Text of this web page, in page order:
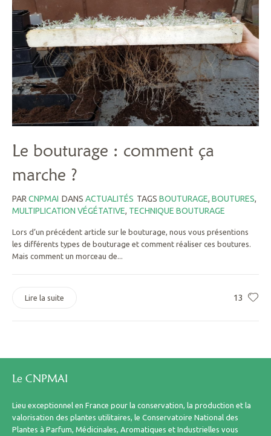
Le bouturage : comment ça
marche ?
PAR CNPMAI DANS ACTUALITÉS TAGS BOUTURAGE, BOUTURES,
MULTIPLICATION VÉGÉTATIVE, TECHNIQUE BOUTURAGE
Lors d’un précédent article sur le bouturage, nous vous présentions
les différents types de bouturage et comment réaliser ces boutures.
Mais comment un morceau de...
13
Lire la suite
Le CNPMAI
Lieu exceptionnel en France pour la conservation, la production et la
valorisation des plantes utilitaires, le Conservatoire National des
Plantes à Parfum, Médicinales, Aromatiques et Industrielles vous